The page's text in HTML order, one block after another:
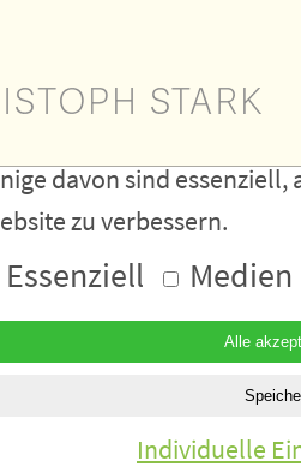
davon sind
zu verbessern.
Essenziell Medien
Individuelle